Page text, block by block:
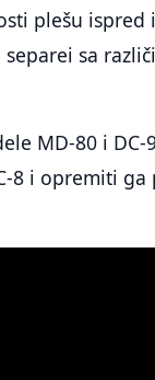
plešu ispred
sa
MD-80 i
8 i opremiti